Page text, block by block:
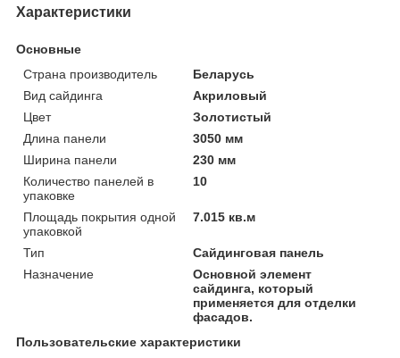
Характеристики
Основные
Страна производитель
Беларусь
Вид сайдинга
Акриловый
Цвет
Золотистый
Длина панели
3050 мм
Ширина панели
230 мм
Количество панелей в
упаковке
10
Площадь покрытия одной
упаковкой
7.015 кв.м
Тип
Сайдинговая панель
Назначение
Основной элемент
сайдинга, который
применяется для отделки
фасадов.
Пользовательские характеристики